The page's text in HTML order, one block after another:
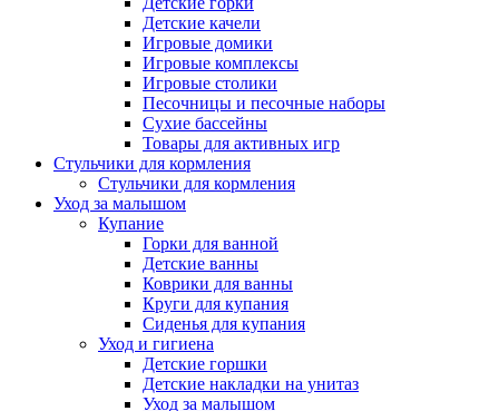
Детские качели
Игровые домики
Игровые комплексы
Игровые столики
Песочницы и песочные наборы
Сухие бассейны
Товары для активных игр
Стульчики для кормления
Стульчики для кормления
Уход за малышом
Купание
Горки для ванной
Детские ванны
Коврики для ванны
Круги для купания
Сиденья для купания
Уход и гигиена
Детские горшки
Детские накладки на унитаз
Уход за малышом